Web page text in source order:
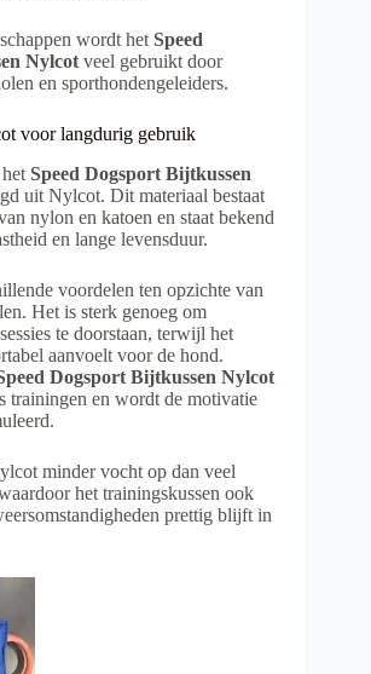
wordt het Speed
Nylcot veel gebruikt door
en sporthondengeleiders.
voor langdurig gebruik
Speed Dogsport Bijtkussen
uit Nylcot. Dit materiaal bestaat
nylon en katoen en staat bekend
en lange levensduur.
voordelen ten opzichte van
Het is sterk genoeg om
te doorstaan, terwijl het
aanvoelt voor de hond.
Dogsport Bijtkussen Nylcot
trainingen en wordt de motivatie
minder vocht op dan veel
het trainingskussen ook
prettig blijft in